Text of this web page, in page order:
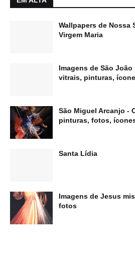
Wallpapers de Nossa
Virgem Maria
Imagens de São
vitrais, pinturas,
São Miguel Arcanjo -
pinturas, fotos,
Santa Lídia
Imagens de Jesus
fotos